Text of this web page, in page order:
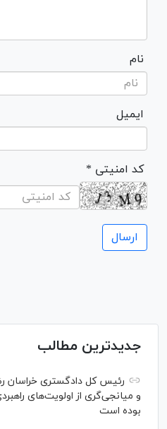
نام
ایمیل
* کد امنیتی
جدیدترین مطالب
رئیس کل دادگستری خراسان
و میانجی‌گری از اولویت‌های
بوده است